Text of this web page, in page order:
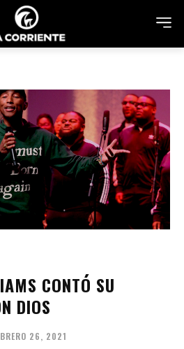
CONTÓ SU
DIOS
26, 2021